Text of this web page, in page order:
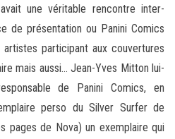
une véritable rencontre inter-
de présentation ou Panini Comics
participant aux couvertures
mais aussi… Jean-Yves Mitton lui-
de Panini Comics, en
perso du Silver Surfer de
pages de Nova) un exemplaire qui